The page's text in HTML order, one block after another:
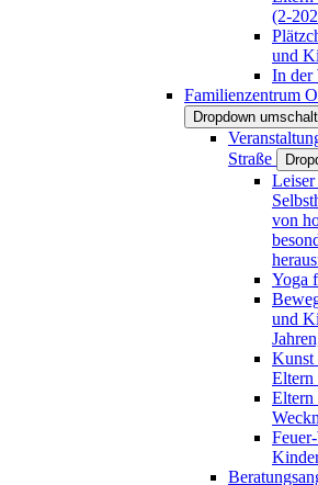
(2-
und
In der
Familienzentrum
Dropdown
Straße
Leiser
von
Yoga
und
Kunst
Eltern
Eltern